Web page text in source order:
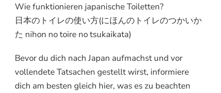
Wie funktionieren japanische Toiletten?
日本のトイレの使い方(にほんのトイレのつかいか
た nihon no toire no tsukaikata)
Bevor du dich nach Japan aufmachst und vor
vollendete Tatsachen gestellt wirst, informiere
dich am besten gleich hier, was es zu beachten